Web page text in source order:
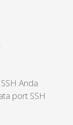
Anda
port SSH